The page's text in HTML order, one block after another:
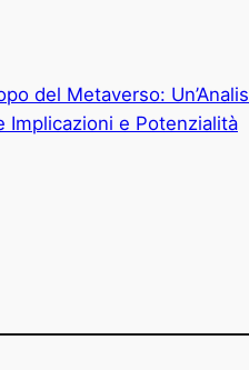
del Metaverso:
Implicazioni e Potenzialità